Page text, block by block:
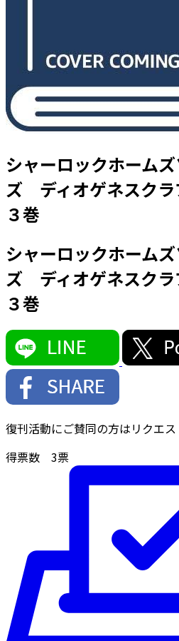
シャーロックホーム
ズ ディオゲネスク
３巻
シャーロックホーム
ズ ディオゲネスク
３巻
復刊活動にご賛同の方はリクエス
得票数 3票